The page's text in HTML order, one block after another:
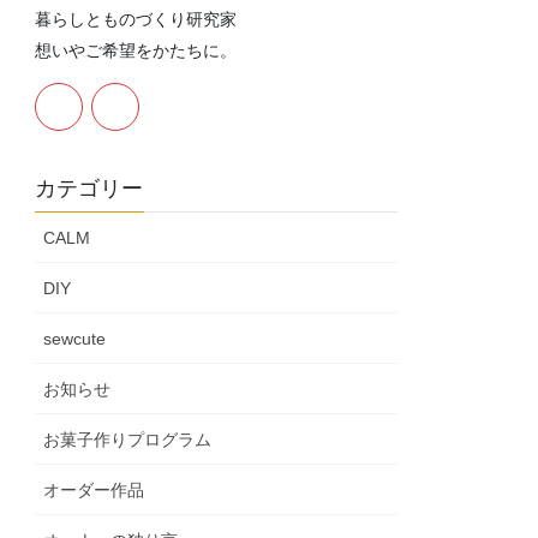
暮らしとものづくり研究家
想いやご希望をかたちに。
カテゴリー
CALM
DIY
sewcute
お知らせ
お菓子作りプログラム
オーダー作品